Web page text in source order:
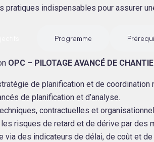
pratiques indispensables pour assurer
Programme
OPC – PILOTAGE AVANCÉ DE
de planification et de
de planification et d’analyse.
contractuelles et
risques de retard et de dérive par des
via des indicateurs de délai, de coût et de